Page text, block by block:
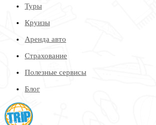
Туры
Круизы
Аренда авто
Страхование
Полезные сервисы
Блог